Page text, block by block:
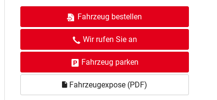
Fahrzeug bestellen
Wir rufen Sie an
Fahrzeug parken
Fahrzeugexpose (PDF)